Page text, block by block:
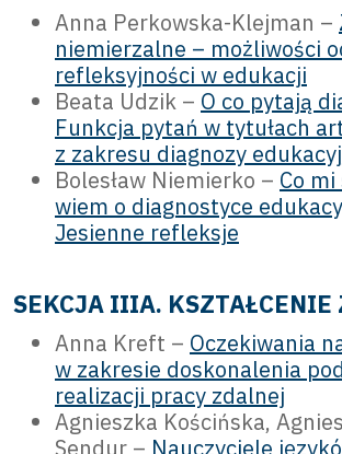
Anna Perkowska-Klejman –
niemierzalne – możliwości
refleksyjności w edukacji
Beata Udzik – O co pytają
Funkcja pytań w tytułach
z zakresu diagnozy
Bolesław Niemierko – Co
wiem o diagnostyce
Jesienne refleksje
SEKCJA IIIA. KSZTAŁCENIE
Anna Kreft – Oczekiwania
w zakresie doskonalenia
realizacji pracy zdalnej
Agnieszka Kościńska,
Sendur – Nauczyciele